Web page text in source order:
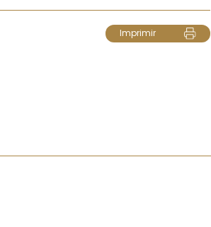
Imprimir